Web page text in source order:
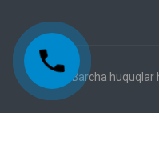
© 2026 Barcha huquqlar